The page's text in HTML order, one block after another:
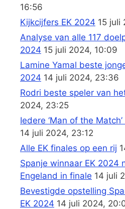
16:56
Kijkcijfers EK 2024 15 juli
Analyse van alle 117
2024 15 juli 2024, 10:09
Lamine Yamal beste
2024 14 juli 2024, 23:36
Rodri beste speler van
2024, 23:25
Iedere ‘Man of the
14 juli 2024, 23:12
Alle EK finales op een rij
Spanje winnaar EK 2024
Engeland in finale 14 juli
Bevestigde opstelling
EK 2024 14 juli 2024,